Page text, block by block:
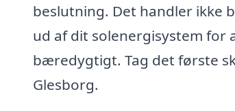
beslutning. Det handler ikke
ud af dit solenergisystem for
bæredygtigt. Tag det første
Glesborg.